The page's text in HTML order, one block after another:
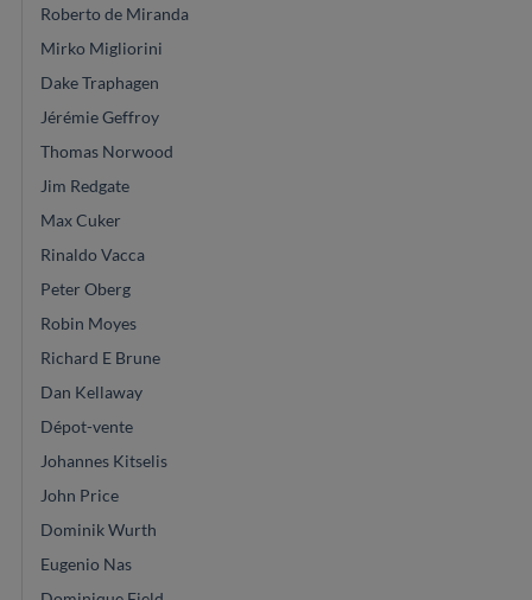
Roberto de Miranda
Mirko Migliorini
Dake Traphagen
Jérémie Geffroy
Thomas Norwood
Jim Redgate
Max Cuker
Rinaldo Vacca
Peter Oberg
Robin Moyes
Richard E Brune
Dan Kellaway
Dépot-vente
Johannes Kitselis
John Price
Dominik Wurth
Eugenio Nas